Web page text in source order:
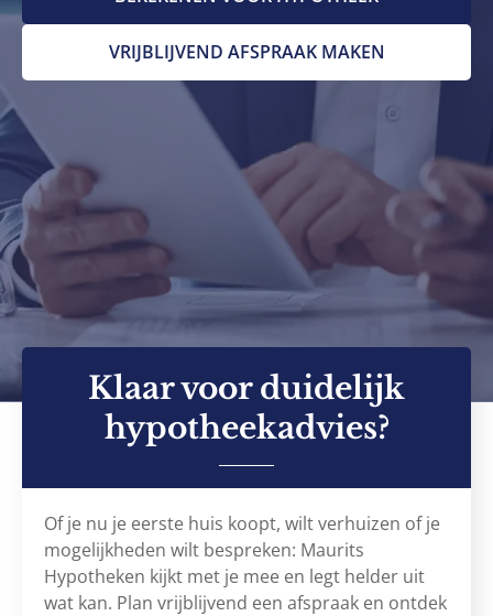
VRIJBLIJVEND AFSPRAAK MAKEN
Klaar voor duidelijk
hypotheekadvies?
Of je nu je eerste huis koopt, wilt verhuizen of je
mogelijkheden wilt bespreken: Maurits
Hypotheken kijkt met je mee en legt helder uit
wat kan. Plan vrijblijvend een afspraak en ontdek